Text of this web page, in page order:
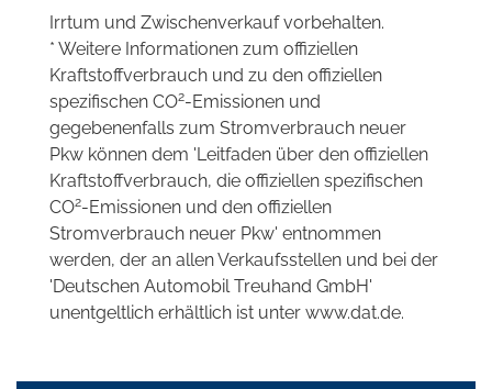
Irrtum und Zwischenverkauf vorbehalten.
* Weitere Informationen zum offiziellen
Kraftstoffverbrauch und zu den offiziellen
spezifischen CO2-Emissionen und
gegebenenfalls zum Stromverbrauch neuer
Pkw können dem 'Leitfaden über den offiziellen
Kraftstoffverbrauch, die offiziellen spezifischen
CO2-Emissionen und den offiziellen
Stromverbrauch neuer Pkw' entnommen
werden, der an allen Verkaufsstellen und bei der
'Deutschen Automobil Treuhand GmbH'
unentgeltlich erhältlich ist unter www.dat.de.